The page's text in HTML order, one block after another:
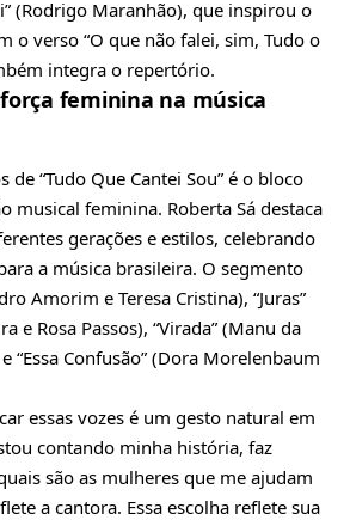
(Rodrigo Maranhão), que inspirou o
o verso “O que não falei, sim, Tudo o
integra o repertório.
feminina na música
de “Tudo Que Cantei Sou” é o bloco
musical feminina. Roberta Sá destaca
gerações e estilos, celebrando
a música brasileira. O segmento
Amorim e Teresa Cristina), “Juras”
e Rosa Passos), “Virada” (Manu da
“Essa Confusão” (Dora Morelenbaum
essas vozes é um gesto natural em
contando minha história, faz
são as mulheres que me ajudam
a cantora. Essa escolha reflete sua